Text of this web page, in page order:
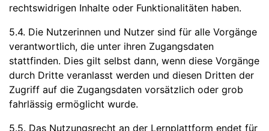
rechtswidrigen Inhalte oder Funktionalitäten haben.
5.4. Die Nutzerinnen und Nutzer sind für alle Vorgänge
verantwortlich, die unter ihren Zugangsdaten
stattfinden. Dies gilt selbst dann, wenn diese Vorgänge
durch Dritte veranlasst werden und diesen Dritten der
Zugriff auf die Zugangsdaten vorsätzlich oder grob
fahrlässig ermöglicht wurde.
5.5. Das Nutzungsrecht an der Lernplattform endet für